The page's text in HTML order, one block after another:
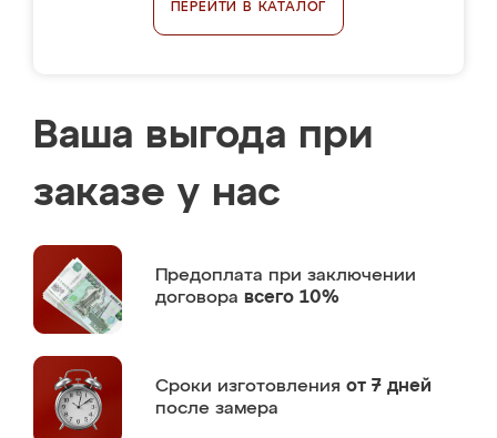
ПЕРЕЙТИ В КАТАЛОГ
Ваша выгода при
заказе у нас
Предоплата при заключении
договора всего 10%
Сроки изготовления от 7 дней
после замера